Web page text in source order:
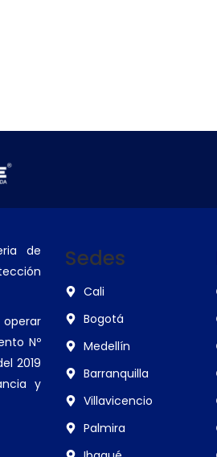
de
Nº
2019
y
Sedes
Cali
Bogotá
Medellín
Barranquilla
Villavicencio
Palmira